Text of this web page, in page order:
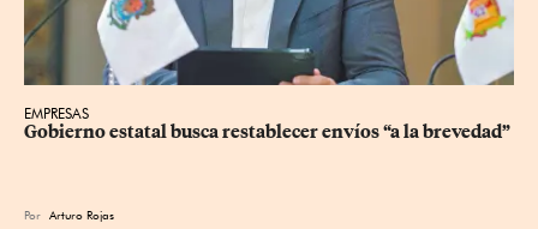
EMPRESAS
Gobierno estatal busca restablecer envíos “a la brevedad”
Por Arturo Rojas